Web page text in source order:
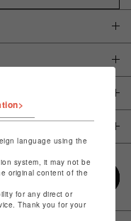
language using the
system, it may not be
original content of the
for any direct or
Thank you for your